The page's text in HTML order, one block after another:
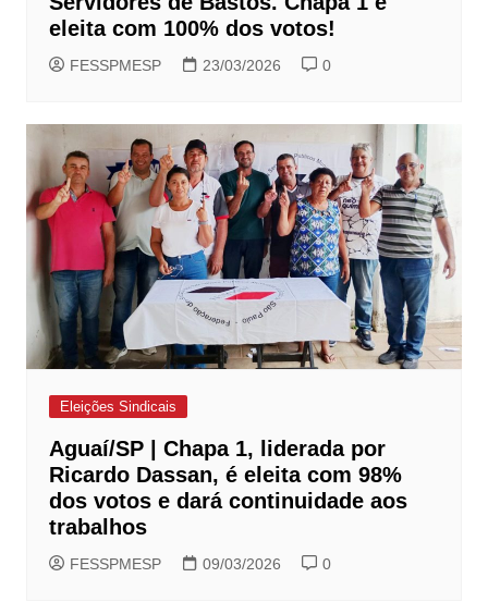
eleita com 100% dos votos!
FESSPMESP 23/03/2026 0
Eleições Sindicais
Aguaí/SP | Chapa 1, liderada por
Ricardo Dassan, é eleita com 98%
dos votos e dará continuidade aos
trabalhos
FESSPMESP 09/03/2026 0